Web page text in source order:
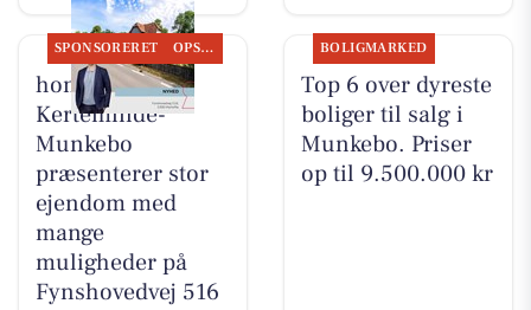
SPONSORERET OPSLAGSTAVLEN
home
Kerteminde-
Munkebo
præsenterer stor
ejendom med
mange
muligheder på
Fynshovedvej 516
BOLIGMARKED
Top 6 over dyreste
boliger til salg i
Munkebo. Priser
op til 9.500.000 kr